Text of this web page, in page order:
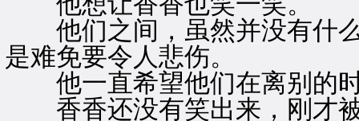
他们之间，虽然并没有什么
是难免要令人悲伤。
他一直希望他们在离别的
香香还没有笑出来，刚才被